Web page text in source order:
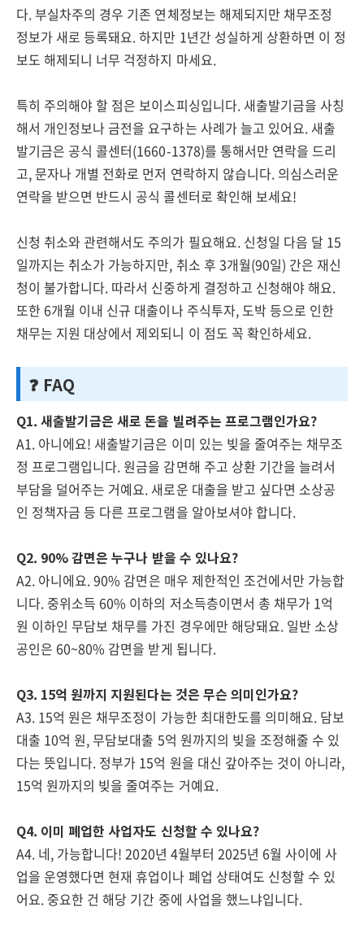
다. 부실차주의 경우 기존 연체정보는 해제되지만 채무조정
정보가 새로 등록돼요. 하지만 1년간 성실하게 상환하면 이 정
보도 해제되니 너무 걱정하지 마세요.
특히 주의해야 할 점은 보이스피싱입니다. 새출발기금을 사칭
해서 개인정보나 금전을 요구하는 사례가 늘고 있어요. 새출
발기금은 공식 콜센터(1660-1378)를 통해서만 연락을 드리
고, 문자나 개별 전화로 먼저 연락하지 않습니다. 의심스러운
연락을 받으면 반드시 공식 콜센터로 확인해 보세요!
신청 취소와 관련해서도 주의가 필요해요. 신청일 다음 달 15
일까지는 취소가 가능하지만, 취소 후 3개월(90일) 간은 재신
청이 불가합니다. 따라서 신중하게 결정하고 신청해야 해요.
또한 6개월 이내 신규 대출이나 주식투자, 도박 등으로 인한
채무는 지원 대상에서 제외되니 이 점도 꼭 확인하세요.
❓ FAQ
Q1. 새출발기금은 새로 돈을 빌려주는 프로그램인가요?
A1. 아니에요! 새출발기금은 이미 있는 빚을 줄여주는 채무조
정 프로그램입니다. 원금을 감면해 주고 상환 기간을 늘려서
부담을 덜어주는 거예요. 새로운 대출을 받고 싶다면 소상공
인 정책자금 등 다른 프로그램을 알아보셔야 합니다.
Q2. 90% 감면은 누구나 받을 수 있나요?
A2. 아니에요. 90% 감면은 매우 제한적인 조건에서만 가능합
니다. 중위소득 60% 이하의 저소득층이면서 총 채무가 1억
원 이하인 무담보 채무를 가진 경우에만 해당돼요. 일반 소상
공인은 60~80% 감면을 받게 됩니다.
Q3. 15억 원까지 지원된다는 것은 무슨 의미인가요?
A3. 15억 원은 채무조정이 가능한 최대한도를 의미해요. 담보
대출 10억 원, 무담보대출 5억 원까지의 빚을 조정해줄 수 있
다는 뜻입니다. 정부가 15억 원을 대신 갚아주는 것이 아니라,
15억 원까지의 빚을 줄여주는 거예요.
Q4. 이미 폐업한 사업자도 신청할 수 있나요?
A4. 네, 가능합니다! 2020년 4월부터 2025년 6월 사이에 사
업을 운영했다면 현재 휴업이나 폐업 상태여도 신청할 수 있
어요. 중요한 건 해당 기간 중에 사업을 했느냐입니다.